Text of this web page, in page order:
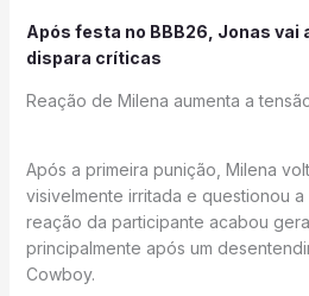
Após festa no BBB26, Jonas vai
dispara críticas
Reação de Milena aumenta a
Após a primeira punição, Milena
visivelmente irritada e questionou
reação da participante acabou
principalmente após um
Cowboy.